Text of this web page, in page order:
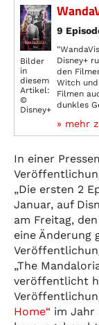
Bilder
in
diesem
Artikel:
©
Disney+
9
Disney+
den
Witch
Filmen
dunkles
» mehr
In einer
„Die ersten 2
Januar, auf
am Freitag,
eine Änderung
„The
veröffentlicht
Home“ im Jahr